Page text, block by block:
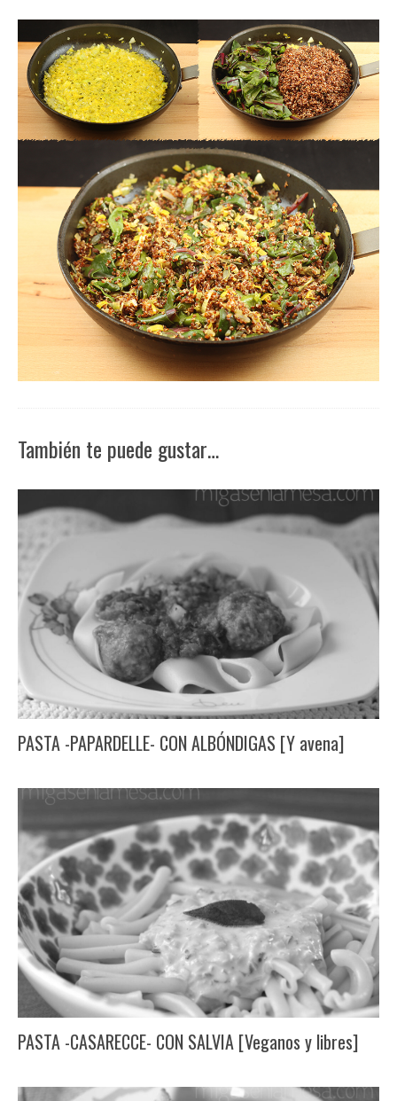
También te puede gustar…
PASTA -PAPARDELLE- CON ALBÓNDIGAS [Y avena]
PASTA -CASARECCE- CON SALVIA [Veganos y libres]